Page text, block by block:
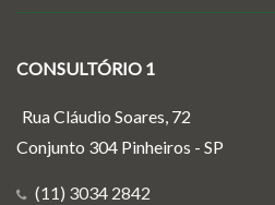
CONSULTÓRIO 1
Rua Cláudio Soares, 72
Conjunto 304 Pinheiros - SP
(11) 3034 2842